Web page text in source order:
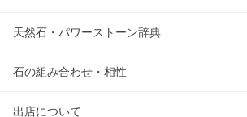
天然石・パワーストーン辞典
石の組み合わせ・相性
出店について